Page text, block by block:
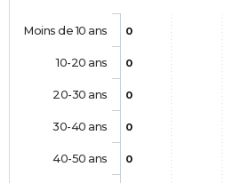
0
0
0
0
0
Moins de 10 ans
10-20 ans
20-30 ans
30-40 ans
40-50 ans